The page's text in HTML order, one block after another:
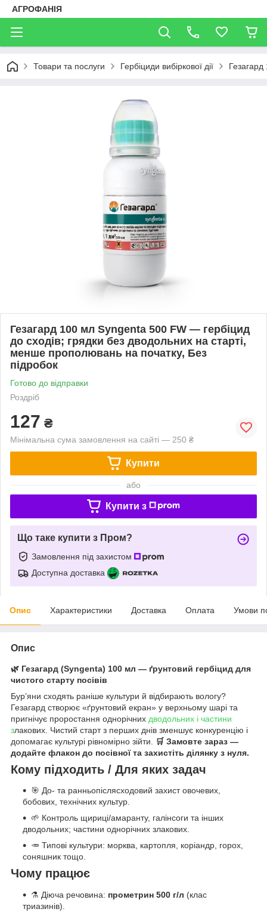
АГРОФАНІЯ
Товари та послуги Гербіциди вибіркової дії
Гезагард 100 мл Syngenta 500 FW — гербіцид
до сходів; грядки без дводольних на старті,
менше прополювань на початку, Без
підробок
Готово до відправки
Роздріб
127 ₴
Мінімальна сума замовлення на сайті — 250 ₴
Купити
або
Купити з
Що таке купити з Пром?
Замовлення під захистом
Доступна доставка
Опис Характеристики Доставка Оплата Умови
Опис
🌿 Гезагард (Syngenta) 100 мл — ґрунтовий гербіцид для
чистого старту посівів
Бур’яни сходять раніше культури й відбирають вологу?
Гезагард створює «ґрунтовий екран» у верхньому шарі та
пригнічує проростання однорічних дводольних і частини
злакових. Чистий старт з перших днів зменшує конкуренцію і
допомагає культурі рівномірно зійти.
🛒 Замовте зараз —
додайте флакон до посівної та захистіть ділянку з нуля.
Кому підходить / Для яких задач
🎯 До- та ранньопіслясходовий захист овочевих,
бобових, технічних культур.
🌱 Контроль щириці/амаранту, галінсоги та інших
дводольних; частини однорічних злакових.
🥕 Типові культури: морква, картопля, коріандр, горох,
соняшник тощо.
Чому працює
⚗️ Діюча речовина: прометрин 500 г/л (клас
триазинів).